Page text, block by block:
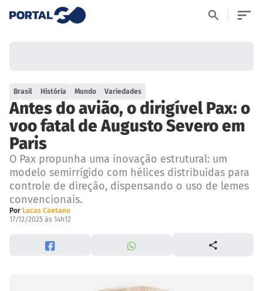
Brasil História Mundo Variedades
Antes do avião, o dirigível Pax: o
voo fatal de Augusto Severo em
Paris
O Pax propunha uma inovação estrutural: um
modelo semirrígido com hélices distribuídas para
controle de direção, dispensando o uso de lemes
convencionais.
Por Lucas Caetano
17/12/2025 às 14h12